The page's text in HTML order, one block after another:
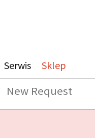
Serwis Sklep
New Request